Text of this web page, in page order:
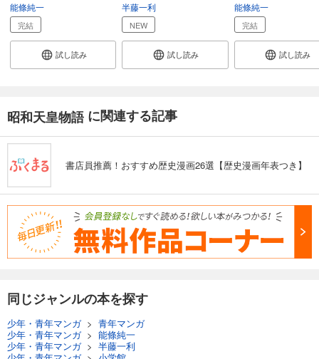
能條純一
完結
試し読み
半藤一利
NEW
試し読み
能條純一
完結
試し読み
昭和天皇物語 に関連する記事
書店員推薦！おすすめ歴史漫画26選【歴史漫画年表つき】
同じジャンルの本を探す
少年・青年マンガ> 青年マンガ
少年・青年マンガ> 能條純一
少年・青年マンガ> 半藤一利